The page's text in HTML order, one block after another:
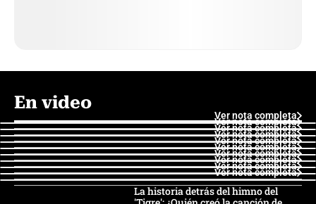
En video
Ver nota completa
Ver nota completa
Ver nota completa
Ver nota completa
Ver nota completa
Ver nota completa
Ver nota completa
Ver nota completa
Ver nota completa
Ver nota completa
La historia detrás del himno del